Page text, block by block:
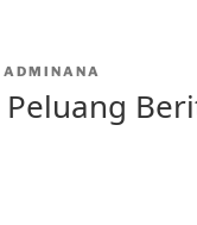
ADMINANA